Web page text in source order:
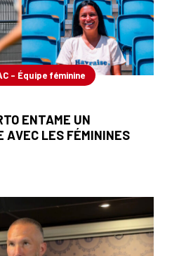
- Équipe féminine
ENTAME UN
AVEC LES FÉMININES